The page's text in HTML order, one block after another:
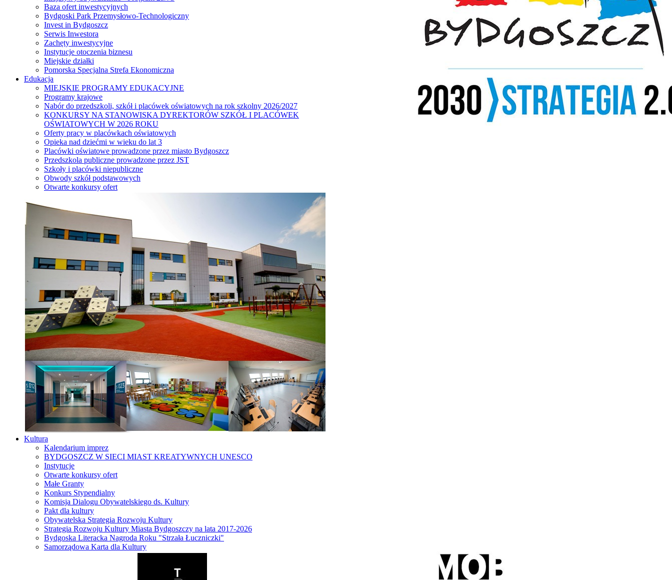
Baza ofert inwestycyjnych
Bydgoski Park Przemysłowo-Technologiczny
Invest in Bydgoszcz
Serwis Inwestora
Zachęty inwestycyjne
Instytucje otoczenia biznesu
Miejskie działki
Pomorska Specjalna Strefa Ekonomiczna
Edukacja
MIEJSKIE PROGRAMY EDUKACYJNE
Programy krajowe
Nabór do przedszkoli, szkół i placówek oświatowych na rok szkolny 2026/2027
KONKURSY NA STANOWISKA DYREKTORÓW SZKÓŁ I PLACÓWEK
OŚWIATOWYCH W 2026 ROKU
Oferty pracy w placówkach oświatowych
Opieka nad dziećmi w wieku do lat 3
Placówki oświatowe prowadzone przez miasto Bydgoszcz
Przedszkola publiczne prowadzone przez JST
Szkoły i placówki niepubliczne
Obwody szkół podstawowych
Otwarte konkursy ofert
Kultura
Kalendarium imprez
BYDGOSZCZ W SIECI MIAST KREATYWNYCH UNESCO
Instytucje
Otwarte konkursy ofert
Małe Granty
Konkurs Stypendialny
Komisja Dialogu Obywatelskiego ds. Kultury
Pakt dla kultury
Obywatelska Strategia Rozwoju Kultury
Strategia Rozwoju Kultury Miasta Bydgoszczy na lata 2017-2026
Bydgoska Literacka Nagroda Roku "Strzała Łuczniczki"
Samorządowa Karta dla Kultury